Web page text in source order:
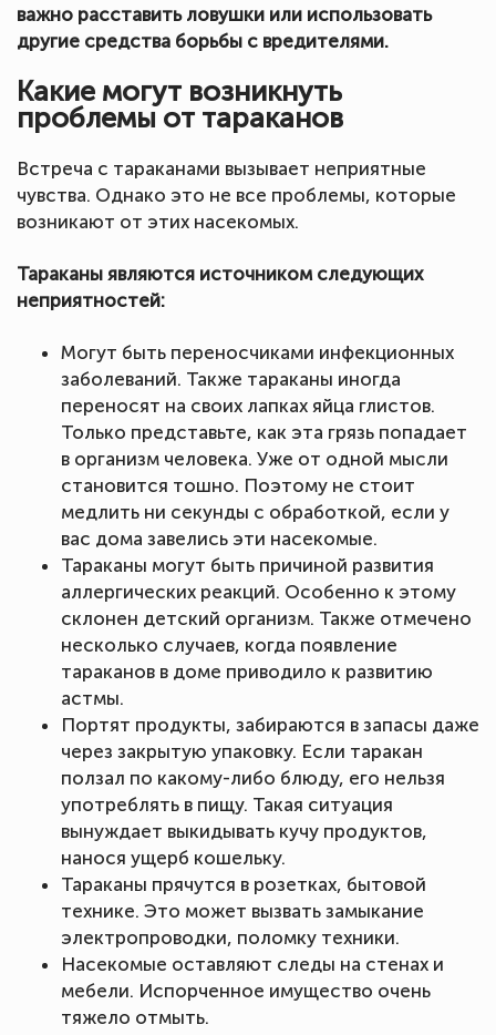
важно расставить ловушки или использовать
другие средства борьбы с вредителями.
Какие могут возникнуть
проблемы от тараканов
Встреча с тараканами вызывает неприятные
чувства. Однако это не все проблемы, которые
возникают от этих насекомых.
Тараканы являются источником следующих
неприятностей:
Могут быть переносчиками инфекционных
заболеваний. Также тараканы иногда
переносят на своих лапках яйца глистов.
Только представьте, как эта грязь попадает
в организм человека. Уже от одной мысли
становится тошно. Поэтому не стоит
медлить ни секунды с обработкой, если у
вас дома завелись эти насекомые.
Тараканы могут быть причиной развития
аллергических реакций. Особенно к этому
склонен детский организм. Также отмечено
несколько случаев, когда появление
тараканов в доме приводило к развитию
астмы.
Портят продукты, забираются в запасы даже
через закрытую упаковку. Если таракан
ползал по какому-либо блюду, его нельзя
употреблять в пищу. Такая ситуация
вынуждает выкидывать кучу продуктов,
нанося ущерб кошельку.
Тараканы прячутся в розетках, бытовой
технике. Это может вызвать замыкание
электропроводки, поломку техники.
Насекомые оставляют следы на стенах и
мебели. Испорченное имущество очень
тяжело отмыть.